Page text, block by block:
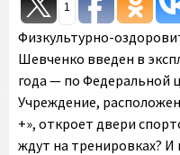
1
Физкультурно-
Шевченко введен в
года — по Федеральной
Учреждение,
+», откроет двери
ждут на тренировках? И